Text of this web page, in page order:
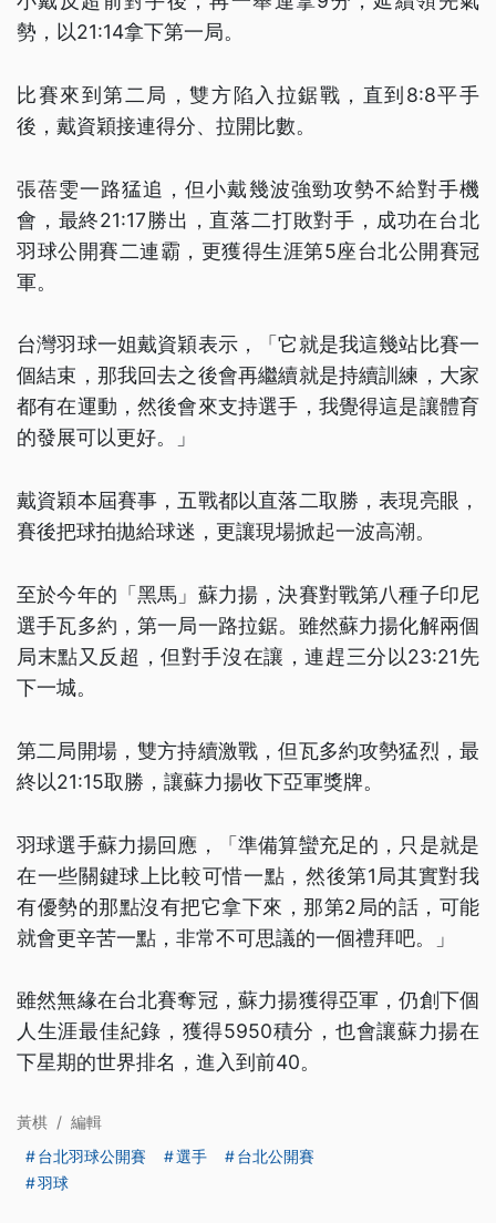
勢，以21:14拿下第一局。
比賽來到第二局，雙方陷入拉鋸戰，直到8:8平手
後，戴資穎接連得分、拉開比數。
張蓓雯一路猛追，但小戴幾波強勁攻勢不給對手機
會，最終21:17勝出，直落二打敗對手，成功在台北
羽球公開賽二連霸，更獲得生涯第5座台北公開賽冠
軍。
台灣羽球一姐戴資穎表示，「它就是我這幾站比賽一
個結束，那我回去之後會再繼續就是持續訓練，大家
都有在運動，然後會來支持選手，我覺得這是讓體育
的發展可以更好。」
戴資穎本屆賽事，五戰都以直落二取勝，表現亮眼，
賽後把球拍拋給球迷，更讓現場掀起一波高潮。
至於今年的「黑馬」蘇力揚，決賽對戰第八種子印尼
選手瓦多約，第一局一路拉鋸。雖然蘇力揚化解兩個
局末點又反超，但對手沒在讓，連趕三分以23:21先
下一城。
第二局開場，雙方持續激戰，但瓦多約攻勢猛烈，最
終以21:15取勝，讓蘇力揚收下亞軍獎牌。
羽球選手蘇力揚回應，「準備算蠻充足的，只是就是
在一些關鍵球上比較可惜一點，然後第1局其實對我
有優勢的那點沒有把它拿下來，那第2局的話，可能
就會更辛苦一點，非常不可思議的一個禮拜吧。」
雖然無緣在台北賽奪冠，蘇力揚獲得亞軍，仍創下個
人生涯最佳紀錄，獲得5950積分，也會讓蘇力揚在
下星期的世界排名，進入到前40。
黃棋 / 編輯
台北羽球公開賽
選手
台北公開賽
羽球